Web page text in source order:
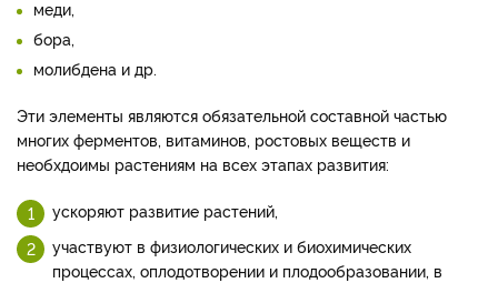
меди,
бора,
молибдена и др.
Эти элементы являются обязательной составной частью
многих ферментов, витаминов, ростовых веществ и
необхдоимы растениям на всех этапах развития:
ускоряют развитие растений,
участвуют в физиологических и биохимических
процессах, оплодотворении и плодообразовании, в